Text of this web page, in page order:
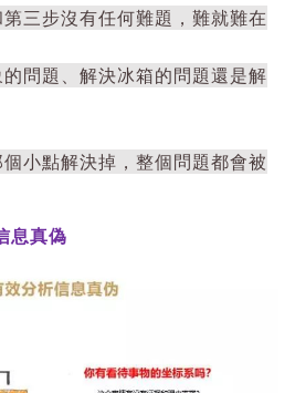
三步沒有任何難題，難就難在
問題、解決冰箱的問題還是解
小點解決掉，整個問題都會被
息真偽